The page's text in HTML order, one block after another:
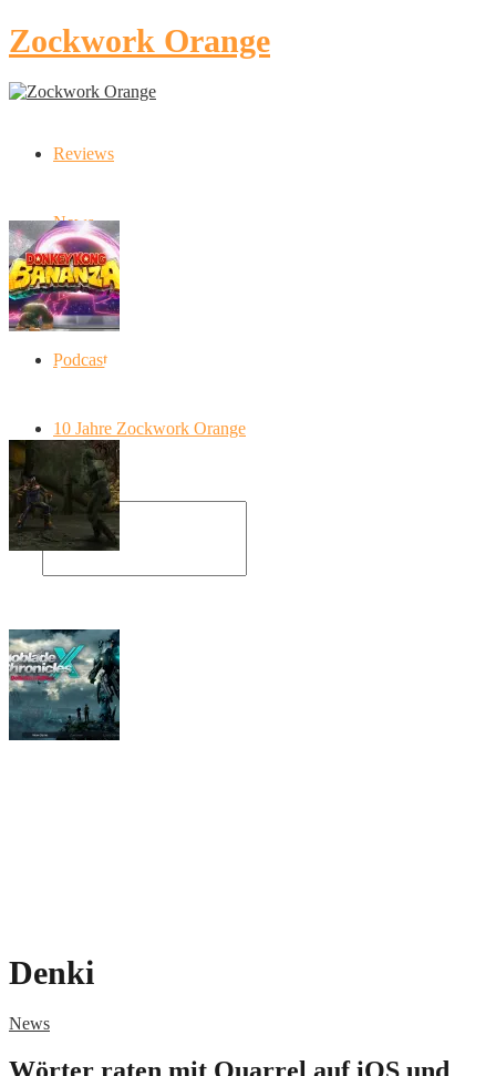
Zockwork Orange
Reviews
News
Artikel
Podcast
10 Jahre Zockwork Orange
Donkey Kong Bananza: “Ich mache alles
Denki
News